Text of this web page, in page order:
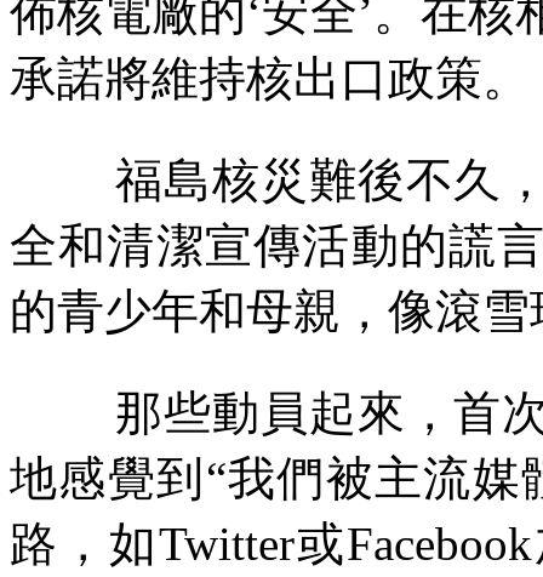
佈核電廠的‘安全’。在
承諾將維持核出口政策。
福島核災難後不久
全和清潔宣傳活動的謊
的青少年和母親，像滾
那些動員起來，首
地感覺到“我們被主流
路，如Twitter或Facebook